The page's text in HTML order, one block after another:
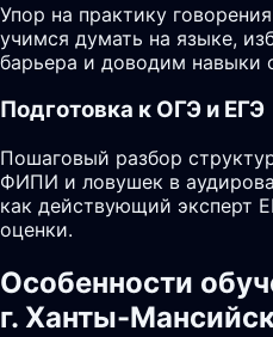
Упор на практику
учимся думать на языке,
барьера и доводим навыки
Подготовка к ОГЭ и ЕГЭ
Пошаговый разбор
ФИПИ и ловушек в
как действующий эксперт
оценки.
Особенности
г. Ханты-